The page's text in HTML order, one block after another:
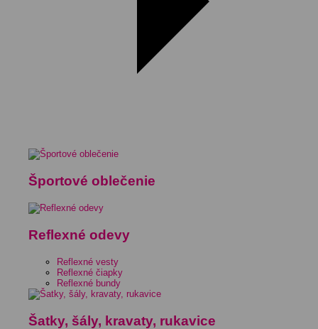
Športové oblečenie
Reflexné odevy
Reflexné vesty
Reflexné čiapky
Reflexné bundy
Šatky, šály, kravaty, rukavice